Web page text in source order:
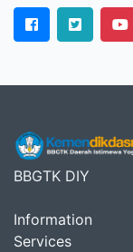
BBGTK DIY
Information
Services